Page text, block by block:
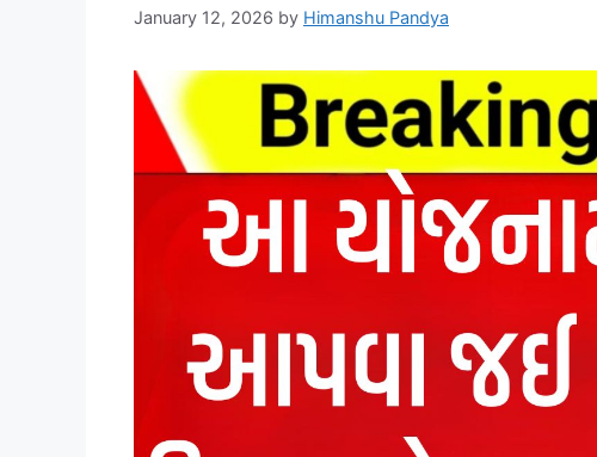
January 12, 2026 by Himanshu Pandya